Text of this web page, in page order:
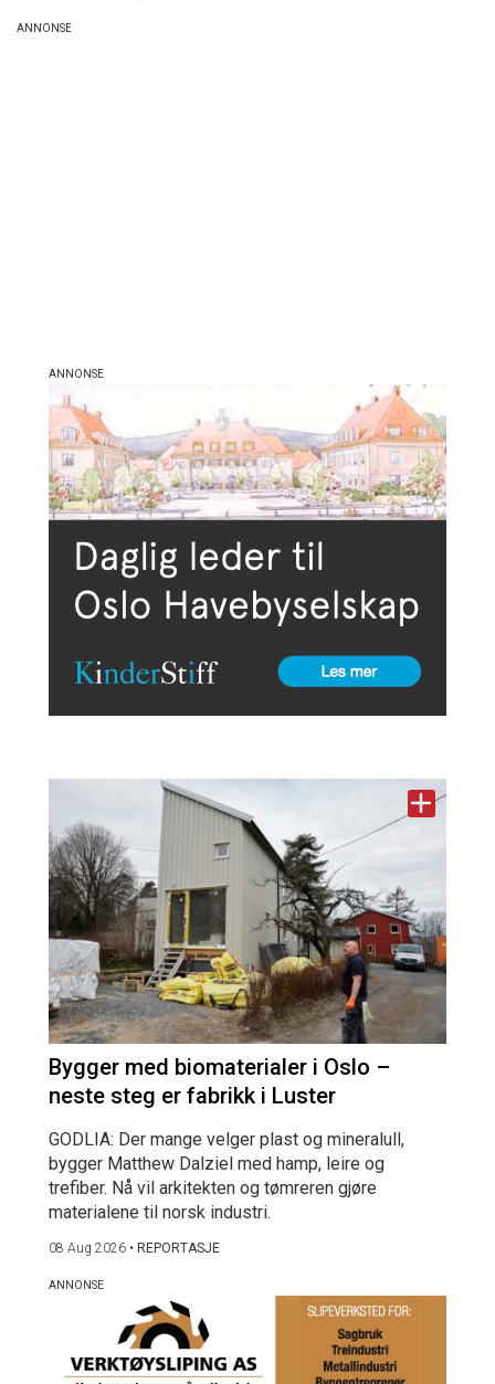
Bygger med biomaterialer i Oslo –
neste steg er fabrikk i Luster
GODLIA: Der mange velger plast og mineralull,
bygger Matthew Dalziel med hamp, leire og
trefiber. Nå vil arkitekten og tømreren gjøre
materialene til norsk industri.
08 Aug 2026 • REPORTASJE